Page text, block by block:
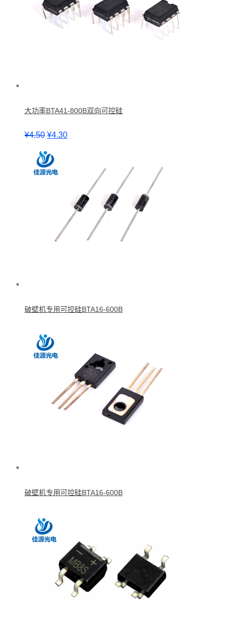
大功率BTA41-800B双向可控硅
¥4.50 ¥4.30
破壁机专用可控硅BTA16-600B
破壁机专用可控硅BTA16-600B